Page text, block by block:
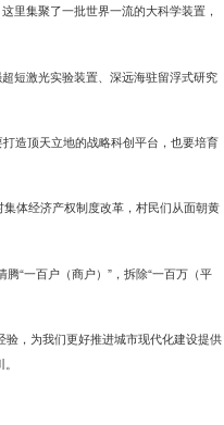
里集聚了一批世界一流的大科学装置，
短激光实验装置、深远海驻留浮式研究
造顶天立地的战略科创平台，也要培育
体经济产权制度改革，村民们从面朝黄
“一百户（商户）”，拆除“一百万（平
，为我们更好推进城市现代化建设提供